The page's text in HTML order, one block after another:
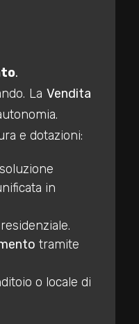
.
LaVendita
e dotazioni:
in
tramite
o locale di